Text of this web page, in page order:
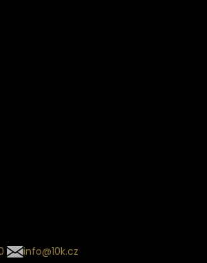
info@10k.cz